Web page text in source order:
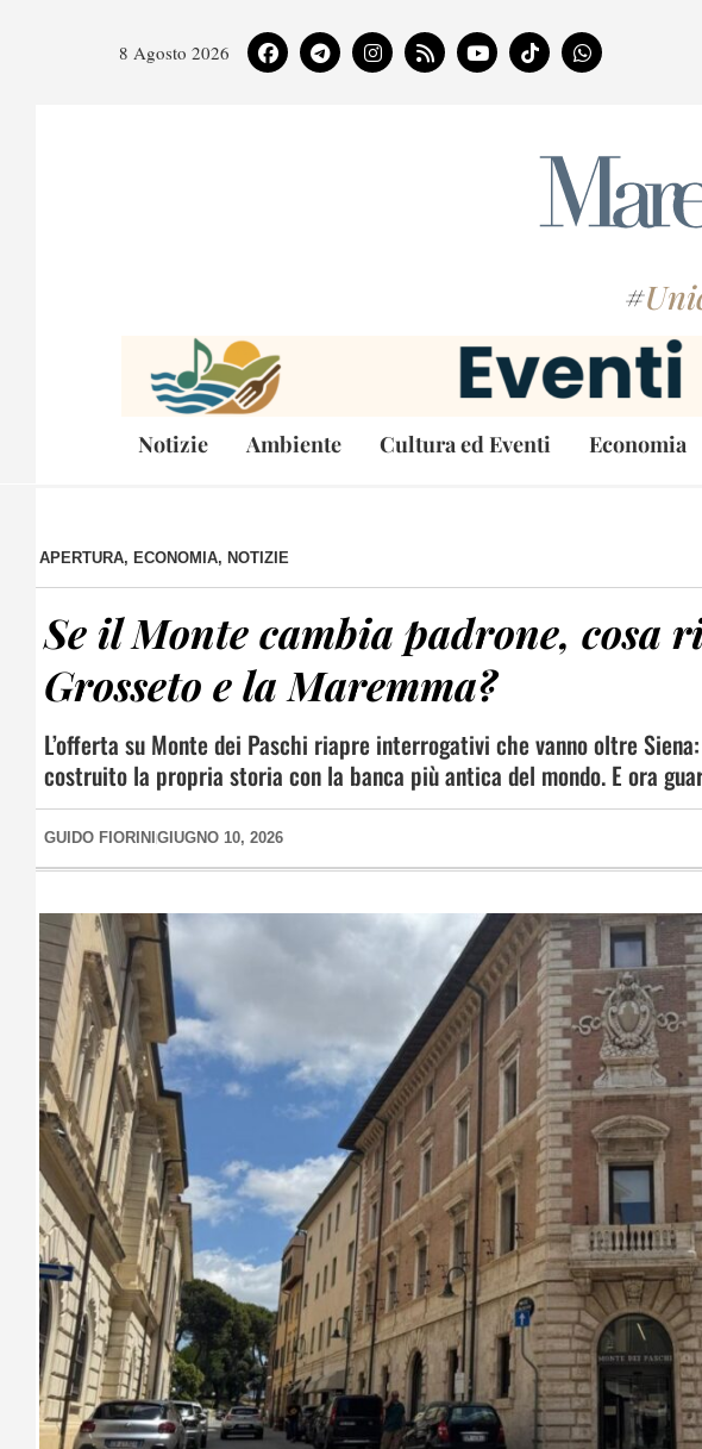
8 Agosto 2026
#
Notizie Ambiente Cultura ed Eventi Economia
APERTURA, ECONOMIA, NOTIZIE
Se il Monte cambia padrone, cosa
Grosseto e la Maremma?
L’offerta su Monte dei Paschi riapre interrogativi che vanno oltre
costruito la propria storia con la banca più antica del mondo. E ora
GUIDO FIORINI GIUGNO 10, 2026